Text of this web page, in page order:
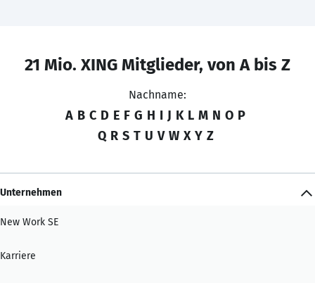
21 Mio. XING Mitglieder, von A bis Z
Nachname:
A B C D E F G H I J K L M N O P
Q R S T U V W X Y Z
Unternehmen
New Work SE
Karriere